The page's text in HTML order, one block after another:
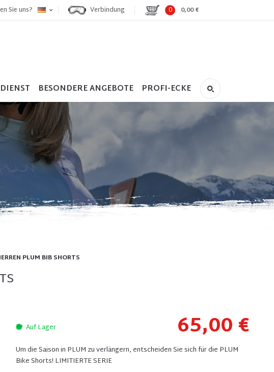
Sie uns? Verbindung 0 0,00 €
BESONDERE ANGEBOTE PROFI-ECKE
PLUM BIB SHORTS
Auf Lager 65,00 €
Um die Saison in PLUM zu verlängern, entscheiden Sie sich für die PLUM
Bike Shorts! LIMITIERTE SERIE